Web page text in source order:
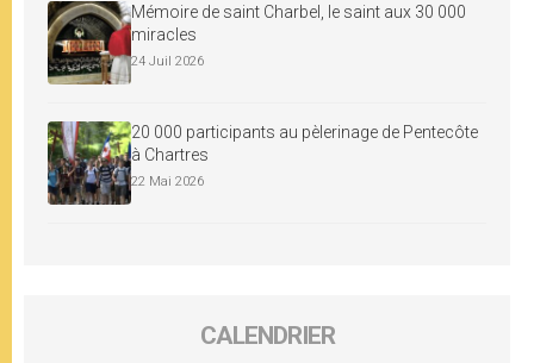
Mémoire de saint Charbel, le saint aux 30 000
miracles
24 Juil 2026
20 000 participants au pèlerinage de Pentecôte
à Chartres
22 Mai 2026
CALENDRIER